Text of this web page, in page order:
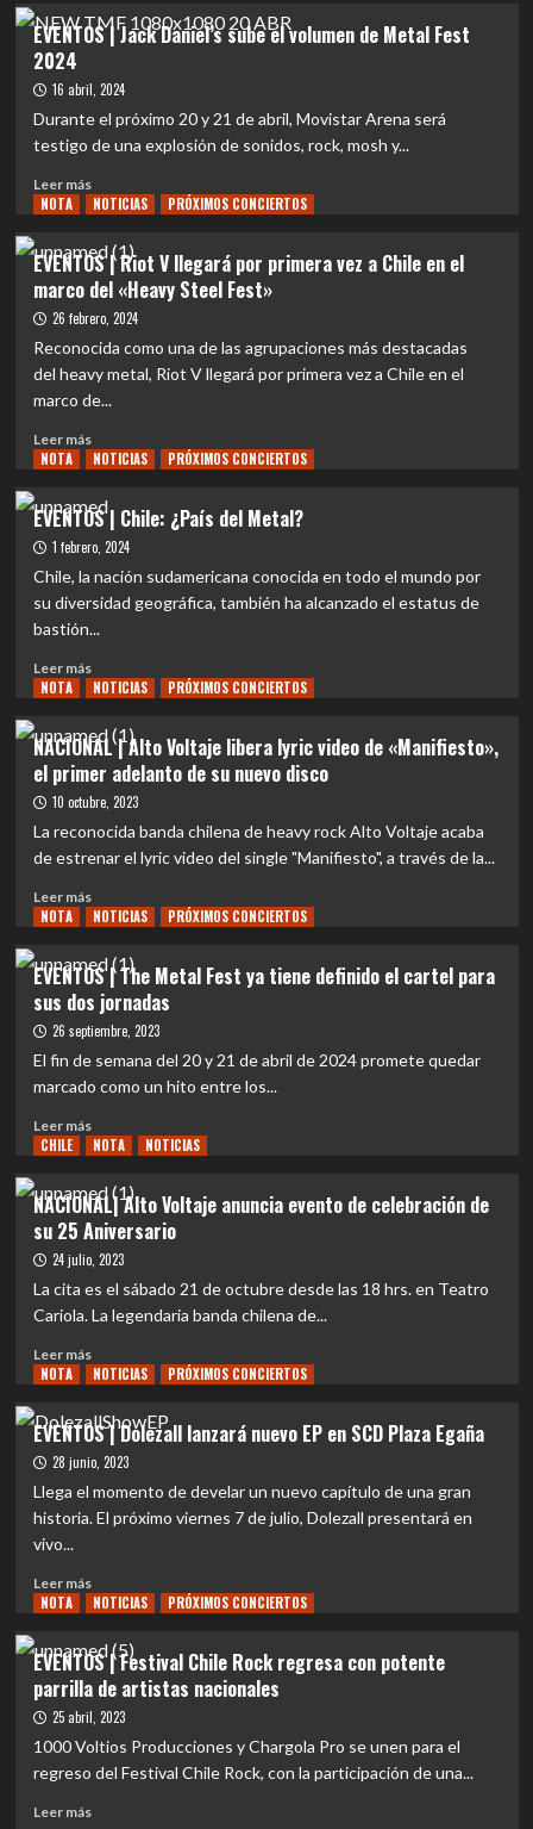
‘HISTORIA
DE
VIDA
MI
MUERTE’
UN
SHOW
DE
ANIVERSARIO
EVENTOS
|
Recoleta
celebra
16
años
con
de
rock
y
cultura
EVENTOS | Jack Daniel’s sube el volumen de Metal Fest
2024
16 abril, 2024
Durante el próximo 20 y 21 de abril, Movistar Arena será
testigo de una explosión de sonidos, rock, mosh y...
Leer másLeer
más
EVENTOS
|
Jack
Daniel’s
sube
volumen
de
Fest
2024
NOTA NOTICIAS PRÓXIMOS CONCIERTOS
EVENTOS | Riot V llegará por primera vez a Chile en el
marco del «Heavy Steel Fest»
26 febrero, 2024
Reconocida como una de las agrupaciones más destacadas
del heavy metal, Riot V llegará por primera vez a Chile en el
marco de...
Leer másLeer
más
EVENTOS
|
Riot
V
llegará
primera
vez
a
en
el
marco
del
Steel
Fest»
NOTA NOTICIAS PRÓXIMOS CONCIERTOS
EVENTOS | Chile: ¿País del Metal?
1 febrero, 2024
Chile, la nación sudamericana conocida en todo el mundo por
su diversidad geográfica, también ha alcanzado el estatus de
bastión...
Leer másLeer
más
EVENTOS
|
Chile:
¿País
NOTA NOTICIAS PRÓXIMOS CONCIERTOS
NACIONAL | Alto Voltaje libera lyric video de «Manifiesto»,
el primer adelanto de su nuevo disco
10 octubre, 2023
La reconocida banda chilena de heavy rock Alto Voltaje acaba
de estrenar el lyric video del single "Manifiesto", a través de la...
Leer másLeer
más
NACIONAL
|
Alto
Voltaje
video
de
«Manifiesto»,
primer
adelanto
de
su
disco
NOTA NOTICIAS PRÓXIMOS CONCIERTOS
EVENTOS | The Metal Fest ya tiene definido el cartel para
sus dos jornadas
26 septiembre, 2023
El fin de semana del 20 y 21 de abril de 2024 promete quedar
marcado como un hito entre los...
Leer másLeer
más
EVENTOS
|
The
Metal
Fest
tiene
definido
el
para
sus
dos
CHILE NOTA NOTICIAS
NACIONAL| Alto Voltaje anuncia evento de celebración de
su 25 Aniversario
24 julio, 2023
La cita es el sábado 21 de octubre desde las 18 hrs. en Teatro
Cariola. La legendaria banda chilena de...
Leer másLeer
más
NACIONAL|
Alto
Voltaje
anuncia
evento
de
su
Aniversario
NOTA NOTICIAS PRÓXIMOS CONCIERTOS
EVENTOS | Dolezall lanzará nuevo EP en SCD Plaza Egaña
28 junio, 2023
Llega el momento de develar un nuevo capítulo de una gran
historia. El próximo viernes 7 de julio, Dolezall presentará en
vivo...
Leer másLeer
más
EVENTOS
|
Dolezall
lanzará
nuevo
en
SCD
NOTA NOTICIAS PRÓXIMOS CONCIERTOS
EVENTOS | Festival Chile Rock regresa con potente
parrilla de artistas nacionales
25 abril, 2023
1000 Voltios Producciones y Chargola Pro se unen para el
regreso del Festival Chile Rock, con la participación de una...
Leer másLeer